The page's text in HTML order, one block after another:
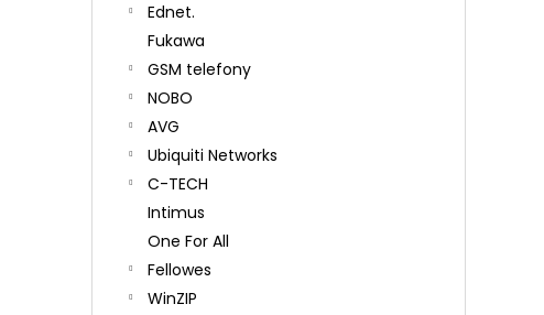
Ednet.
Fukawa
GSM telefony
NOBO
AVG
Ubiquiti Networks
C-TECH
Intimus
One For All
Fellowes
WinZIP